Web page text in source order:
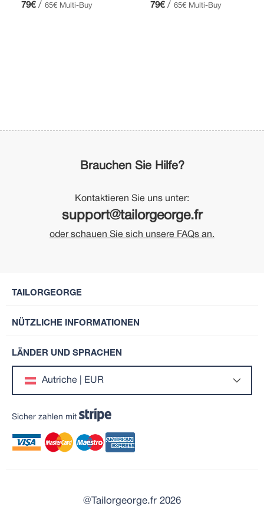
79€ / 65€ Multi-Buy 79€ / 65€ Multi-Buy
Brauchen Sie Hilfe?
Kontaktieren Sie uns unter:
support@tailorgeorge.fr
oder schauen Sie sich unsere FAQs an.
TAILORGEORGE
NÜTZLICHE INFORMATIONEN
LÄNDER UND SPRACHEN
Autriche | EUR
Sicher zahlen mit
@Tailorgeorge.fr 2026